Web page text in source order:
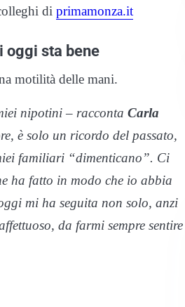
di primamonza.it
oggi sta bene
motilità delle mani.
nipotini – racconta Carla
è solo un ricordo del passato,
familiari “dimenticano”. Ci
ha fatto in modo che io abbia
mi ha seguita non solo, anzi
da farmi sempre sentire